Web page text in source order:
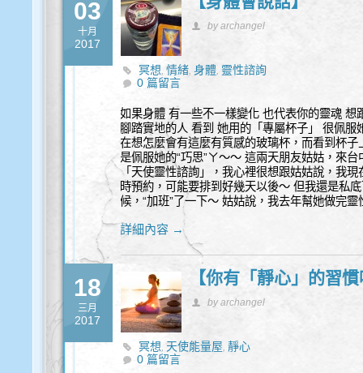
03
十月
2017
by archangel
冥想,情緒,身體, 靈性諮詢
0 篇留言
如果身體 有一些不一樣變化 也代表你的靈魂
腳踏實地的人 看到 她用的「專屬杯子」 很佩服
在想怎麼會有這麼有質感的玻璃杯，而看到杯
是佩服她的“巧思”ㄚ～～ 這兩天朋友姑姑，來
「天使靈性諮詢」，我心裡很想跟姑姑說，我
時預約，可能要排到好幾天以後～ 但我還是私
候，“加班”了一下～ 姑姑說，我去年幫她做完
詳細內容 →
18
三月
2017
【你有「靜心」的習
by archangel
冥想, 天使能量屋,靜心
0 篇留言